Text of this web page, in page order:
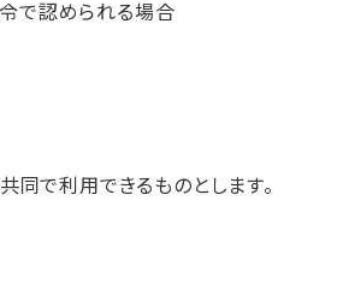
で認められる場合
で利用できるものとします。